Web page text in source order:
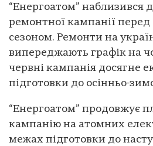
“Енергоатом” наблизився
ремонтної кампанії
сезоном. Ремонти на
випереджають графік на
червні кампанія досягне
підготовки до осінньо-
“Енергоатом” продовжує
кампанію на атомних
межах підготовки до